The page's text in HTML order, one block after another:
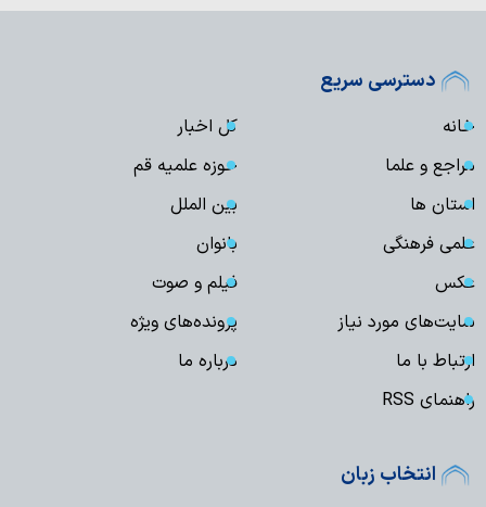
دسترسی سریع
خانه
کل اخبار
مراجع و علما
حوزه علمیه قم
استان ها
بین الملل
علمی فرهنگی
بانوان
عکس
فیلم و صوت
سایت‌های مورد نیاز
پرونده‌های ویژه
ارتباط با ما
درباره ما
راهنمای RSS
انتخاب زبان